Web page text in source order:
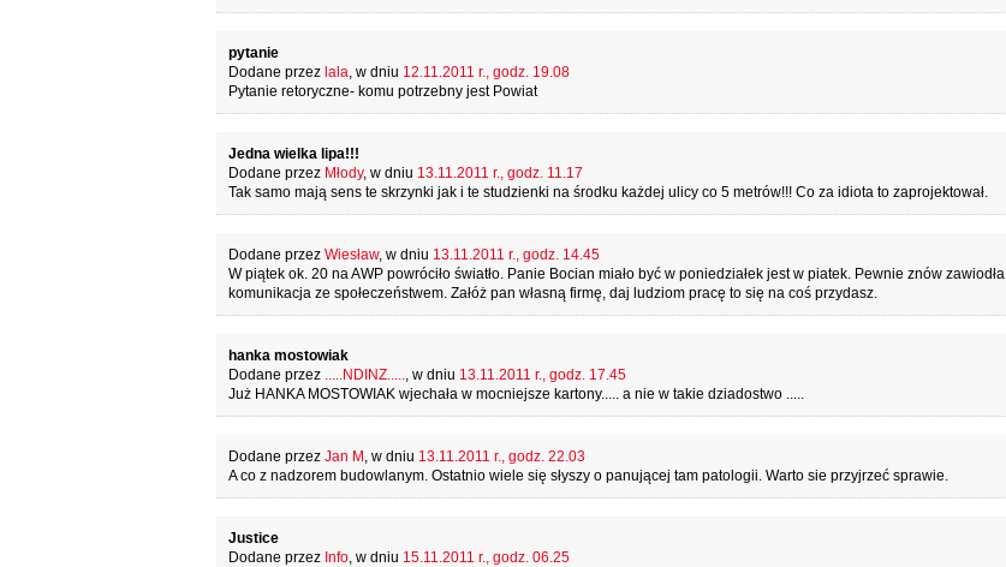
pytanie
Dodane przez lala, w dniu 12.11.2011 r., godz. 19.08
Pytanie retoryczne- komu potrzebny jest Powiat
Jedna wielka lipa!!!
Dodane przez Młody, w dniu 13.11.2011 r., godz. 11.17
Tak samo mają sens te skrzynki jak i te studzienki na środku każdej ulicy co 5 metrów!!! Co za idiota to zaprojektował.
Dodane przez Wiesław, w dniu 13.11.2011 r., godz. 14.45
W piątek ok. 20 na AWP powróciło światło. Panie Bocian miało być w poniedziałek jest w piatek. Pewnie znów zawiodła
komunikacja ze społeczeństwem. Załóż pan własną firmę, daj ludziom pracę to się na coś przydasz.
hanka mostowiak
Dodane przez .....NDINZ....., w dniu 13.11.2011 r., godz. 17.45
Już HANKA MOSTOWIAK wjechała w mocniejsze kartony..... a nie w takie dziadostwo .....
Dodane przez Jan M , w dniu 13.11.2011 r., godz. 22.03
A co z nadzorem budowlanym. Ostatnio wiele się słyszy o panującej tam patologii. Warto sie przyjrzeć sprawie.
Justice
Dodane przez Info, w dniu 15.11.2011 r., godz. 06.25